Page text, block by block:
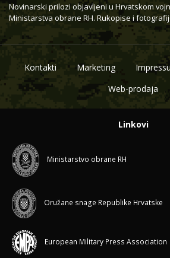
Novinarski prilozi objavljeni u Hrvatskom
Ministarstva obrane RH. Rukopise i
Kontakti Marketing
Web-prodaja
Linkovi
Ministarstvo obrane RH
Oružane snage Republike Hrvatske
European Military Press Association